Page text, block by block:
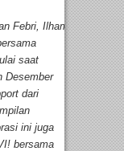
Febri, Ilham, Neida
saat
Desember
dari
ini juga
bersama